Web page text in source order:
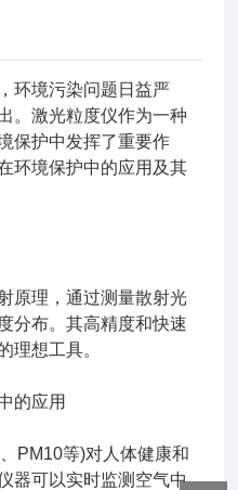
境污染问题日益严
。激光粒度仪作为一种
保护中发挥了重要作
环境保护中的应用及其
原理，通过测量散射光
分布。其高精度和快速
理想工具。
的应用
等)对人体健康和
器可以实时监测空气中